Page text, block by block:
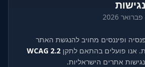
2026
ופיננסים מחויב להנגשת האתר
אנו פועלים בהתאם לתקן WCAG 2.2
אתרים הישראליות.